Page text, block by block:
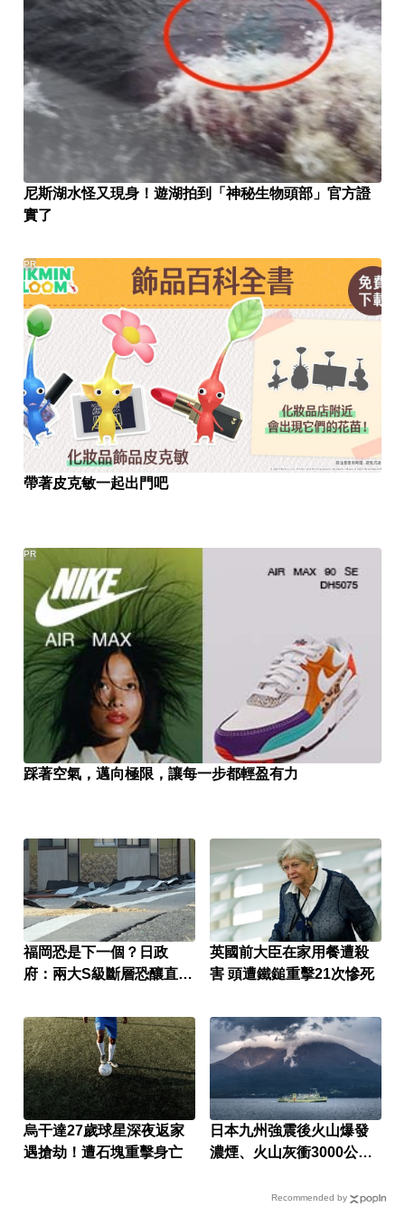
尼斯湖水怪又現身！遊湖拍到「神秘生物頭部」官方證
實了
帶著皮克敏一起出門吧
PR
踩著空氣，邁向極限，讓每一步都輕盈有力
PR
福岡恐是下一個？日政
府：兩大S級斷層恐釀直下
英國前大臣在家用餐遭殺
害 頭遭鐵鎚重擊21次慘死
烏干達27歲球星深夜返家
遇搶劫！遭石塊重擊身亡
日本九州強震後火山爆發
濃煙、火山灰衝3000公尺
Recommended by